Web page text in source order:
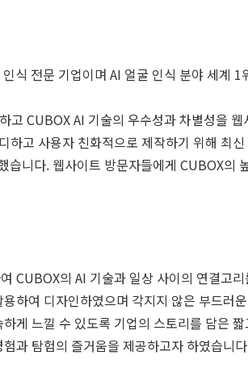
식 전문 기업이며 AI 얼굴 인식 분야 세계 1
고 CUBOX AI 기술의 우수성과 차별성을
고 사용자 친화적으로 제작하기 위해 최
니다. 웹사이트 방문자들에게 CUBOX의
CUBOX의 AI 기술과 일상 사이의 연결고
하여 디자인하였으며 각지지 않은 부드러
게 느낄 수 있도록 기업의 스토리를 담은
과 탐험의 즐거움을 제공하고자 하였습니